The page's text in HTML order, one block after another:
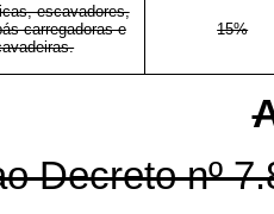
escavadores,
carregadoras e
15%
Decreto nº